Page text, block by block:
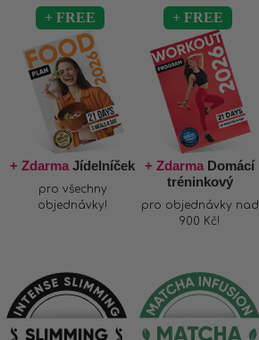
+ Zdarma Jídelníček
pro všechny
objednávky!
+ Zdarma Domácí
tréninkový
pro objednávky nad
900 Kč!